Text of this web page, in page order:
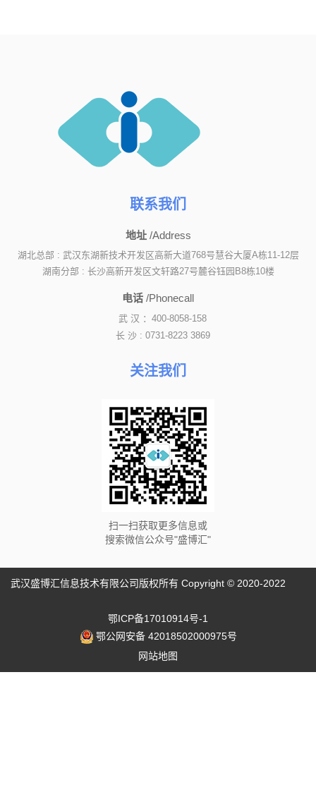
联系我们
地址 /Address
湖北总部 : 武汉东湖新技术开发区高新大道768号慧谷大厦A栋11-12层
湖南分部 : 长沙高新开发区文轩路27号麓谷钰园B8栋10楼
电话 /Phonecall
武 汉 ：400-8058-158
长 沙 : 0731-8223 3869
关注我们
扫一扫获取更多信息或
搜索微信公众号"盛博汇"
武汉盛博汇信息技术有限公司版权所有 Copyright © 2020-2022
鄂ICP备17010914号-1
鄂公网安备 42018502000975号
网站地图